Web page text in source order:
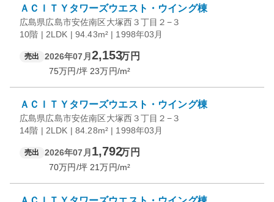
ＡＣＩＴＹタワーズウエスト・ウイング棟
広島県広島市安佐南区大塚西３丁目２−３
10階 | 2LDK | 94.43m² | 1998年03月
売出 2026年07月 2,153万円
75万円/坪 23万円/m²
ＡＣＩＴＹタワーズウエスト・ウイング棟
広島県広島市安佐南区大塚西３丁目２−３
14階 | 2LDK | 84.28m² | 1998年03月
売出 2026年07月 1,792万円
70万円/坪 21万円/m²